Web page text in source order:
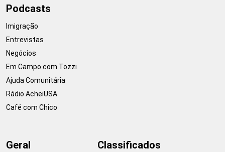
Podcasts
Imigração
Entrevistas
Negócios
Em Campo com Tozzi
Ajuda Comunitária
Rádio AcheiUSA
Café com Chico
Geral Classificados